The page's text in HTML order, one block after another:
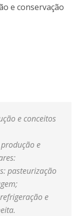
e conservação
e conceitos
e
pasteurização
e